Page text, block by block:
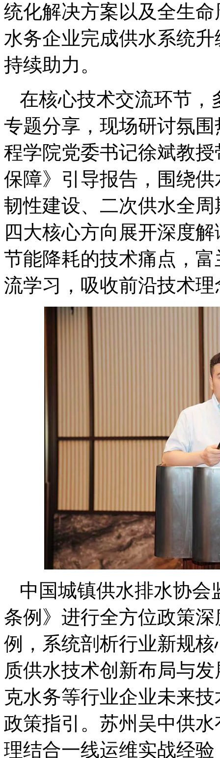
统化解决方案以及全生
水务企业完成供水系统
持续助力。
在核心技术交流环节，
专题分享，现场研讨氛
程学院党委书记徐斌教
保障》引导报告，围绕
韧性建设、二次供水全
四大核心方向展开深度
节能降耗的技术痛点，
流学习，吸收前沿技术
中国城镇供水排水协
条例》进行全方位政策
例，系统剖析行业新规
质供水技术创新布局与
克水务等行业企业未来
政策指引。苏州吴中供
理结合一线运维实战经